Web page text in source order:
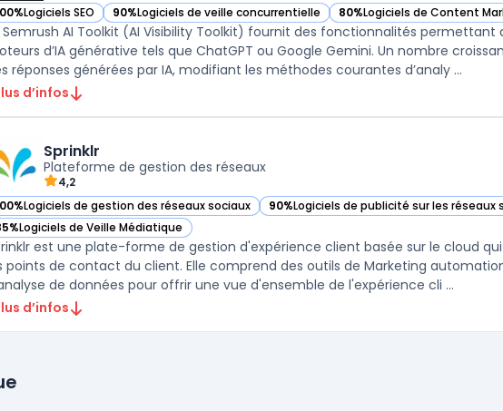
Logiciels SEO
voir Semrush dans cette catégorie
90%Logiciels de veille concurrentielle
— voir Semrush dans cette catégorie 80%Logiciels de Content
— voir Semrush dans cette
Semrush AI Toolkit (AI Visibility Toolkit) fournit des fonctionnalités permettant
d’IA générative tels que ChatGPT ou Google Gemini. Un nombre
réponses générées par IA, modifiant les méthodes courantes d’analy ...
d’infos
Sprinklr
Plateforme de gestion des réseaux
4,2
Logiciels de gestion des réseaux sociaux
voir Sprinklr dans cette catégorie 90%Logiciels de publicité sur les réseaux
— voir Sprinklr dans cette catégorie
Logiciels de Veille Médiatique
voir Sprinklr dans cette catégorie
est une plate-forme de gestion d'expérience client basée sur le cloud
points de contact du client. Elle comprend des outils de Marketing
de données pour offrir une vue d'ensemble de l'expérience cli ...
d’infos